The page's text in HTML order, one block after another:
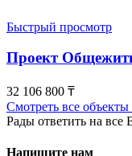
Быстрый просмотр
Проект
32 106 800 ₸
Смотреть все
Рады ответить на
Напишите нам